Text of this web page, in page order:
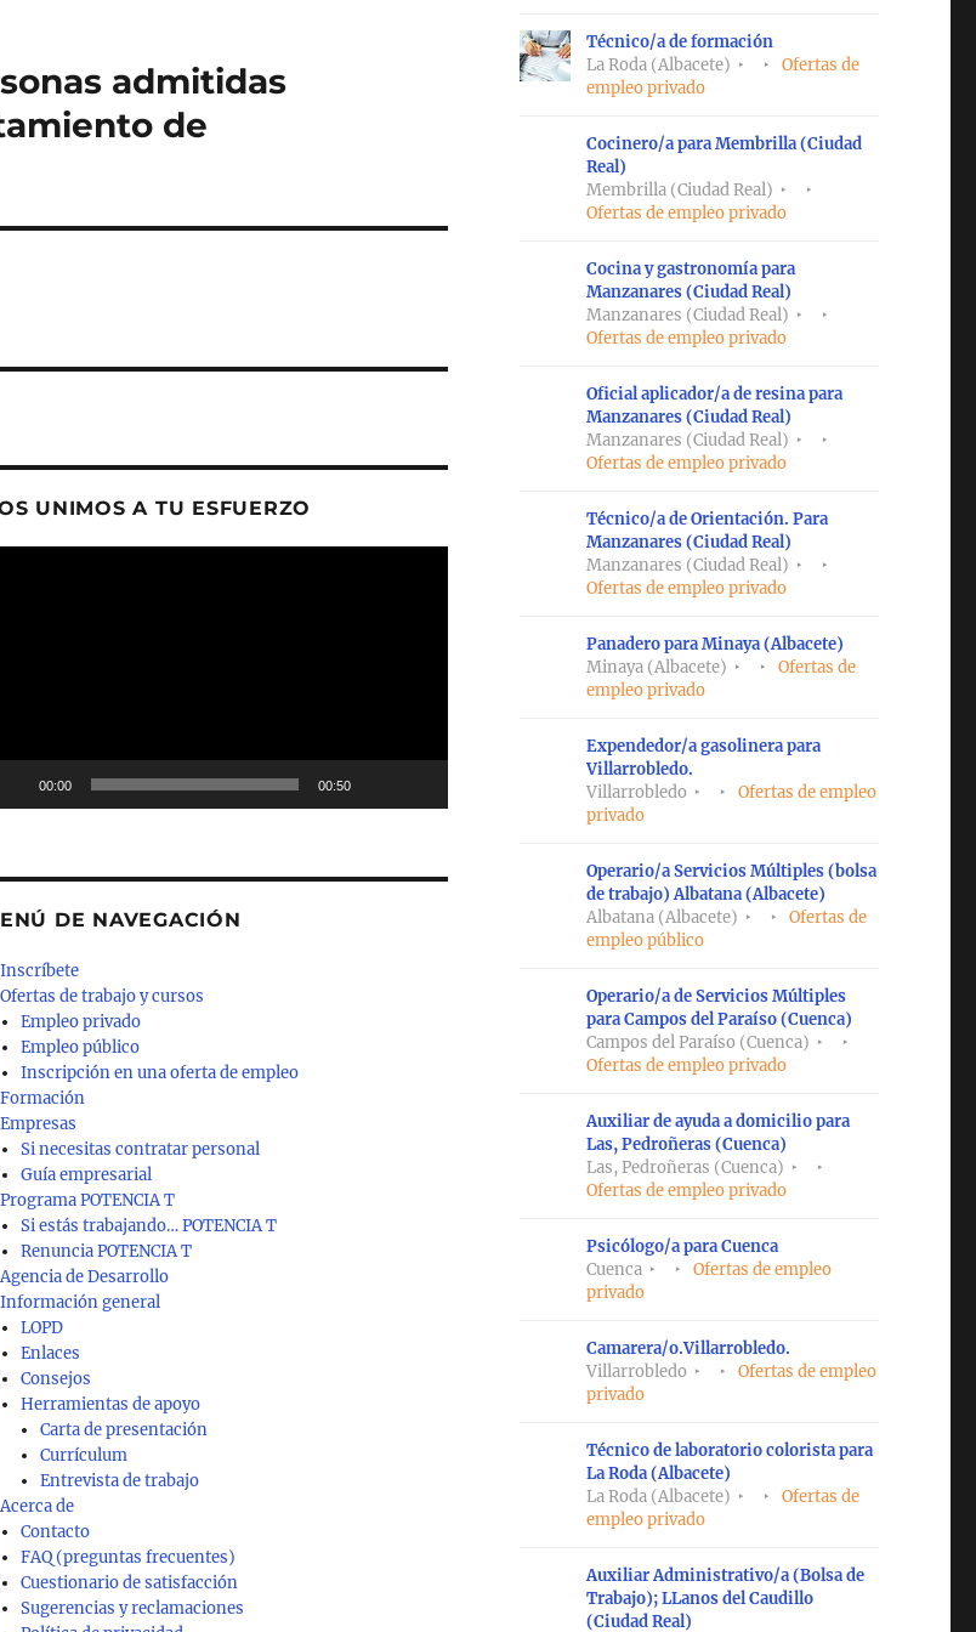
admitidas
de
UNIMOS A TU ESFUERZO
00:00 00:50
DE NAVEGACIÓN
Inscríbete
Ofertas de trabajo y cursos
Empleo privado
Empleo público
Inscripción en una oferta de empleo
Formación
Empresas
Si necesitas contratar personal
Guía empresarial
Programa POTENCIA T
Si estás trabajando… POTENCIA T
Renuncia POTENCIA T
Agencia de Desarrollo
Información general
LOPD
Enlaces
Consejos
Herramientas de apoyo
Carta de presentación
Currículum
Entrevista de trabajo
Acerca de
Contacto
FAQ (preguntas frecuentes)
Cuestionario de satisfacción
Sugerencias y reclamaciones
Técnico/a de formación
La Roda (Albacete)
Ofertas de
empleo privado
Cocinero/a para Membrilla (Ciudad
Real)
Membrilla (Ciudad Real)
Ofertas de empleo privado
Cocina y gastronomía para
Manzanares (Ciudad Real)
Manzanares (Ciudad Real)
Ofertas de empleo privado
Oficial aplicador/a de resina para
Manzanares (Ciudad Real)
Manzanares (Ciudad Real)
Ofertas de empleo privado
Técnico/a de Orientación. Para
Manzanares (Ciudad Real)
Manzanares (Ciudad Real)
Ofertas de empleo privado
Panadero para Minaya (Albacete)
Minaya (Albacete)
Ofertas de
empleo privado
Expendedor/a gasolinera para
Villarrobledo.
Villarrobledo
Ofertas de empleo
privado
Operario/a Servicios Múltiples (bolsa
de trabajo) Albatana (Albacete)
Albatana (Albacete)
Ofertas de
empleo público
Operario/a de Servicios Múltiples
para Campos del Paraíso (Cuenca)
Campos del Paraíso (Cuenca)
Ofertas de empleo privado
Auxiliar de ayuda a domicilio para
Las, Pedroñeras (Cuenca)
Las, Pedroñeras (Cuenca)
Ofertas de empleo privado
Psicólogo/a para Cuenca
Cuenca
Ofertas de empleo
privado
Camarera/o.Villarrobledo.
Villarrobledo
Ofertas de empleo
privado
Técnico de laboratorio colorista para
La Roda (Albacete)
La Roda (Albacete)
Ofertas de
empleo privado
Auxiliar Administrativo/a (Bolsa de
Trabajo); LLanos del Caudillo
(Ciudad Real)